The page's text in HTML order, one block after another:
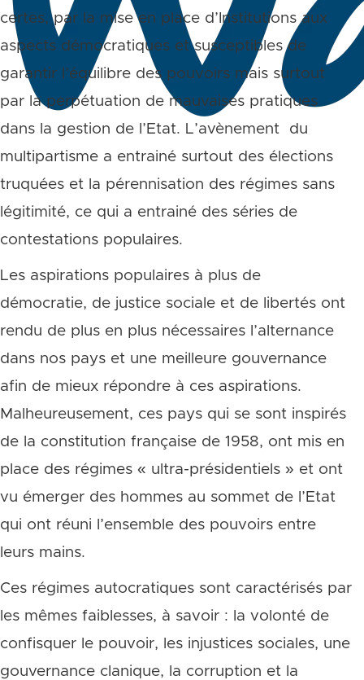
certes, par la mise en place d’Institutions aux
aspects démocratiques et susceptibles de
garantir l’équilibre des pouvoirs mais surtout
par la perpétuation de mauvaises pratiques
dans la gestion de l’Etat. L’avènement du
multipartisme a entrainé surtout des élections
truquées et la pérennisation des régimes sans
légitimité, ce qui a entrainé des séries de
contestations populaires.
Les aspirations populaires à plus de
démocratie, de justice sociale et de libertés ont
rendu de plus en plus nécessaires l’alternance
dans nos pays et une meilleure gouvernance
afin de mieux répondre à ces aspirations.
Malheureusement, ces pays qui se sont inspirés
de la constitution française de 1958, ont mis en
place des régimes « ultra-présidentiels » et ont
vu émerger des hommes au sommet de l’Etat
qui ont réuni l’ensemble des pouvoirs entre
leurs mains.
Ces régimes autocratiques sont caractérisés par
les mêmes faiblesses, à savoir : la volonté de
confisquer le pouvoir, les injustices sociales, une
gouvernance clanique, la corruption et la